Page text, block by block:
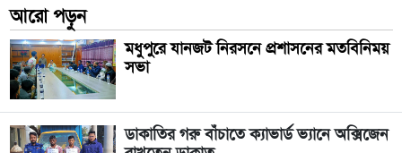
আরো পড়ুন
মধুপুরে যানজট নিরসনে প্রশাসনের মতবিনিময়
সভা
ডাকাতির গরু বাঁচাতে ক্যাভার্ড ভ্যানে অক্সিজেন